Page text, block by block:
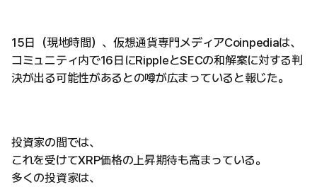
15日（現地時間）、仮想通貨専門メディアCoinpediaは、
コミュニティ内で16日にRippleとSECの和解案に対する判
決が出る可能性があるとの噂が広まっていると報じた。
投資家の間では、
これを受けてXRP価格の上昇期待も高まっている。
多くの投資家は、